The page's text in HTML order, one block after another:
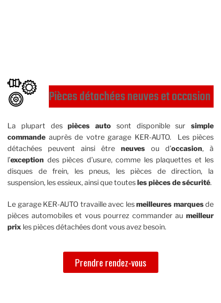
Pièces détachées neuves et occasion
La plupart despièces auto sont disponible sur simple
commande auprès de votre garage KER-AUTO. Les pièces
détachées peuvent ainsi être neuves ou d’occasion, à
l’exception des pièces d’usure, comme les plaquettes et les
disques de frein, les pneus, les pièces de direction, la
suspension, les essieux, ainsi que toutesles pièces de sécurité.
Le garage KER-AUTO travaille avec lesmeilleures marquesde
pièces automobiles et vous pourrez commander au meilleur
prix les pièces détachées dont vous avez besoin.
Prendre rendez-vous